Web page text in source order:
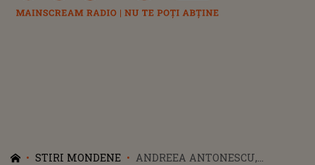
STIRI MONDENE
ANDREEA ANTONESCU,